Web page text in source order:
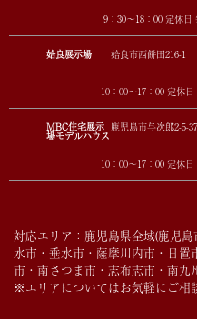
9：30～18：00 定休
姶良展示場 姶良市西餅田216-1
10：00～17：00 定休
MBC住宅展示
場モデルハウス
鹿児島市与次郎2-5-37
10：00～17：00 定休
対応エリア：鹿児島県全域(鹿児
水市・垂水市・薩摩川内市・日
市・南さつま市・志布志市・南九
※エリアについてはお気軽にご相